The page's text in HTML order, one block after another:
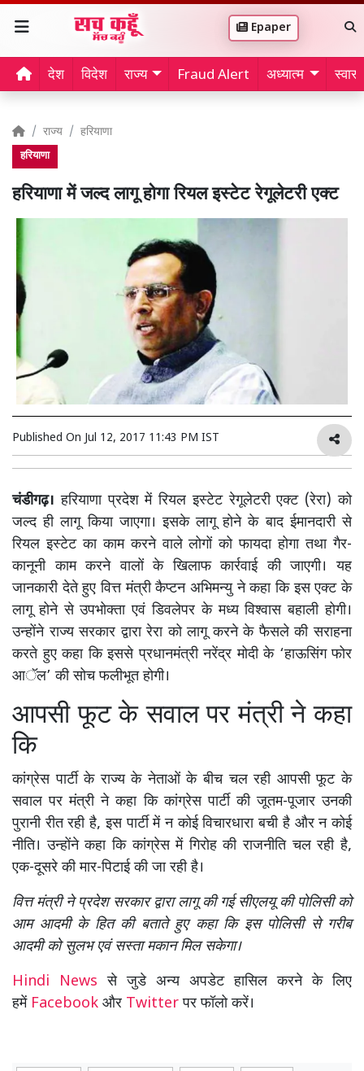
Epaper
देश विदेश राज्य Fraud Alert अध्यात्म
राज्य हरियाणा
हरियाणा
हरियाणा में जल्द लागू होगा रियल इस्टेट रेगूलेटरी एक्ट
Published On Jul 12, 2017 11:43 PM IST
चंडीगढ़। हरियाणा प्रदेश में रियल इस्टेट रेगूलेटरी एक्ट (रेरा) को
जल्द ही लागू किया जाएगा। इसके लागू होने के बाद ईमानदारी से
रियल इस्टेट का काम करने वाले लोगों को फायदा होगा तथा गैर-
कानूनी काम करने वालों के खिलाफ कार्रवाई की जाएगी। यह
जानकारी देते हुए वित्त मंत्री कैप्टन अभिमन्यु ने कहा कि इस एक्ट के
लागू होने से उपभोक्ता एवं डिवलेपर के मध्य विश्वास बहाली होगी।
उन्होंने राज्य सरकार द्वारा रेरा को लागू करने के फैसले की सराहना
करते हुए कहा कि इससे प्रधानमंत्री नरेंद्र मोदी के ‘हाऊसिंग फोर
आॅल’ की सोच फलीभूत होगी।
आपसी फूट के सवाल पर मंत्री ने कहा
कि
कांग्रेस पार्टी के राज्य के नेताओं के बीच चल रही आपसी फूट के
सवाल पर मंत्री ने कहा कि कांग्रेस पार्टी की जूतम-पूजार उनकी
पुरानी रीत रही है, इस पार्टी में न कोई विचारधारा बची है और न कोई
नीति। उन्होंने कहा कि कांग्रेस में गिरोह की राजनीति चल रही है,
एक-दूसरे की मार-पिटाई की जा रही है।
वित्त मंत्री ने प्रदेश सरकार द्वारा लागू की गई सीएलयू की पोलिसी को
आम आदमी के हित की बताते हुए कहा कि इस पोलिसी से गरीब
आदमी को सुलभ एवं सस्ता मकान मिल सकेगा।
Hindi Newsसे जुडे अन्य अपडेट हासिल करने के लिए
हमें Facebook और Twitterपर फॉलो करें।